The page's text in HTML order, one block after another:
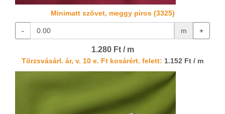
Minimatt szövet, meggy piros (3325)
- m +
1.280 Ft / m
Törzsvásárl. ár, v. 10 e. Ft kosárért. felett: 1.152 Ft / m